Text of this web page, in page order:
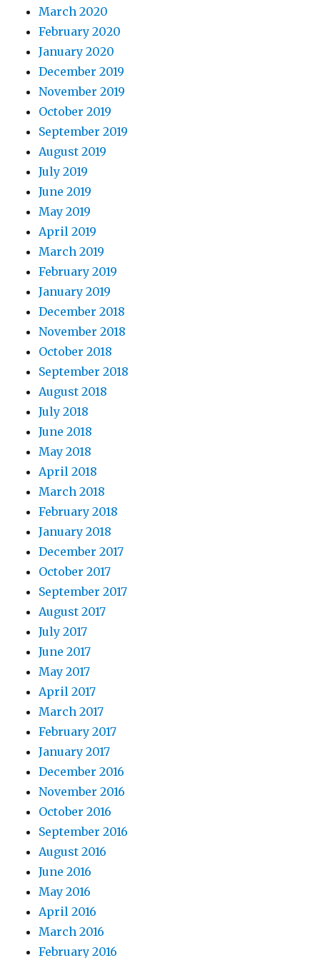
March 2020
February 2020
January 2020
December 2019
November 2019
October 2019
September 2019
August 2019
July 2019
June 2019
May 2019
April 2019
March 2019
February 2019
January 2019
December 2018
November 2018
October 2018
September 2018
August 2018
July 2018
June 2018
May 2018
April 2018
March 2018
February 2018
January 2018
December 2017
October 2017
September 2017
August 2017
July 2017
June 2017
May 2017
April 2017
March 2017
February 2017
January 2017
December 2016
November 2016
October 2016
September 2016
August 2016
June 2016
May 2016
April 2016
March 2016
February 2016